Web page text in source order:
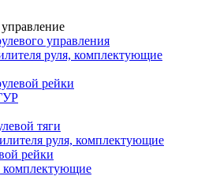
управления
руля, комплектующие
рейки
тяги
руля, комплектующие
рейки
комплектующие